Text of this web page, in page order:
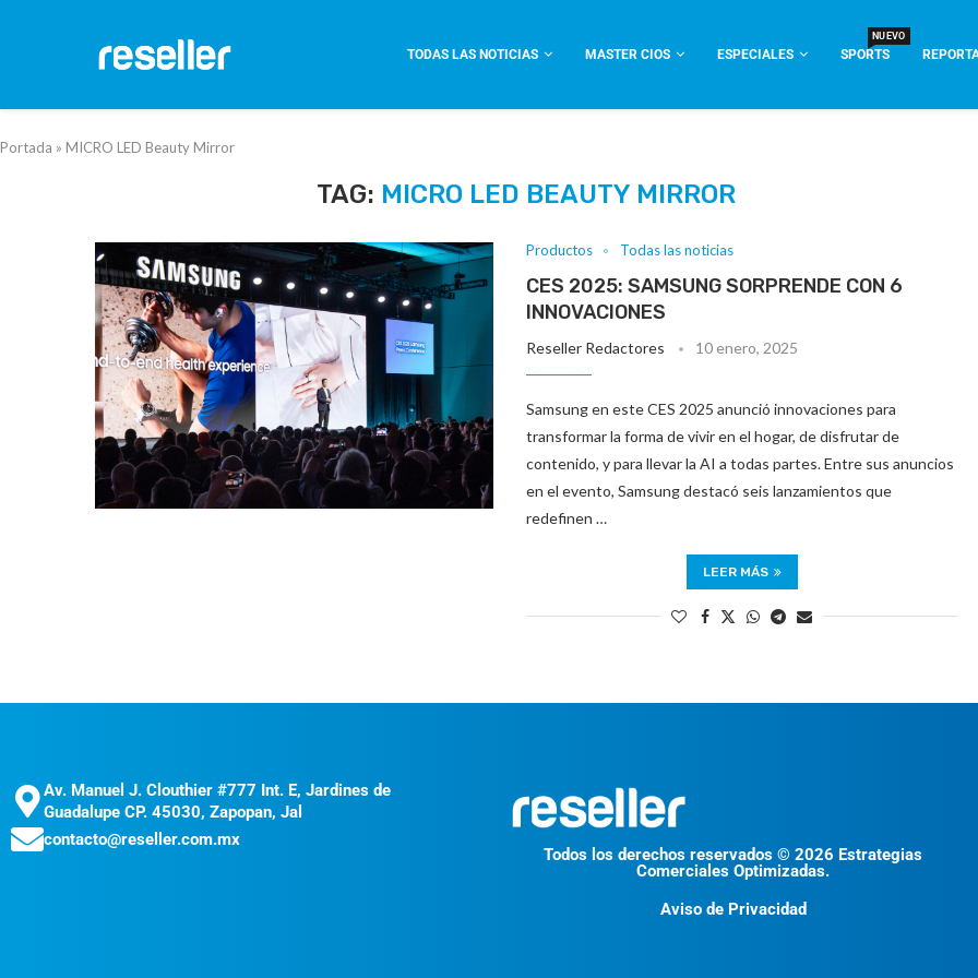
TODAS LAS NOTICIAS MASTER CIOS ESPECIALES SPORTS
NUEVO
Portada » MICRO LED Beauty Mirror
TAG: MICRO LED BEAUTY MIRROR
Productos Todas las noticias
CES 2025: SAMSUNG SORPRENDE CON 6
INNOVACIONES
Reseller Redactores 10 enero, 2025
Samsung en este CES 2025 anunció innovaciones para
transformar la forma de vivir en el hogar, de disfrutar de
contenido, y para llevar la AI a todas partes. Entre sus anuncios
en el evento, Samsung destacó seis lanzamientos que
redefinen …
LEER MÁS
Av. Manuel J. Clouthier #777 Int. E, Jardines de
Guadalupe CP. 45030, Zapopan, Jal
contacto@reseller.com.mx
Todos los derechos reservados © 2026 Estrategias
Comerciales Optimizadas.
Aviso de Privacidad